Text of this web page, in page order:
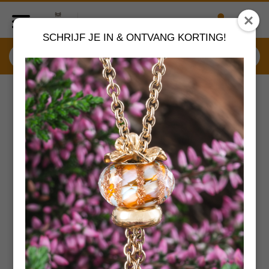
SCHRIJF JE IN & ONTVANG KORTING!